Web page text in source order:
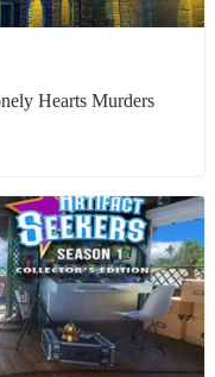
Hearts Murders